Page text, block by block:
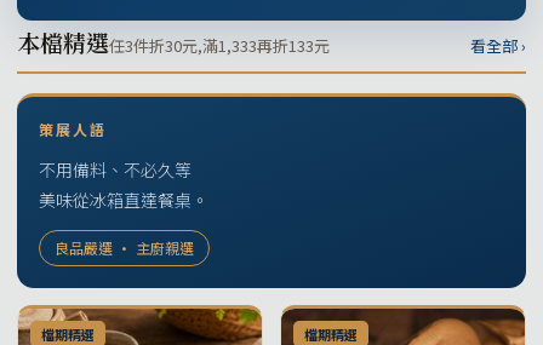
本檔精選任3件折30元,滿1,333再折133元 看全部 ›
策展人語
不用備料、不必久等
美味從冰箱直達餐桌。
良品嚴選 · 主廚親選
檔期精選 檔期精選